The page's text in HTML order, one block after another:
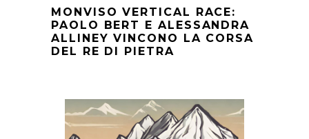
MONVISO VERTICAL RACE:
PAOLO BERT E ALESSANDRA
ALLINEY VINCONO LA CORSA
DEL RE DI PIETRA